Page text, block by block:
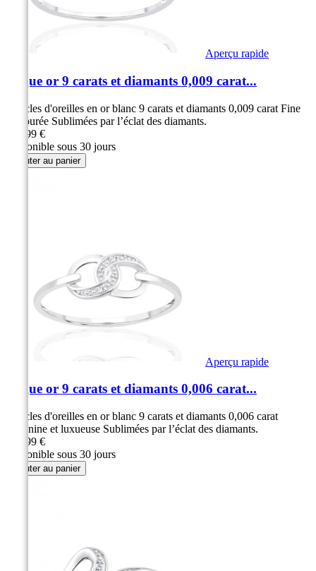
Aperçu rapide
Bague or 9 carats et diamants 0,009 carat...
Boucles d'oreilles en or blanc 9 carats et diamants 0,009 carat Fine
et ajourée Sublimées par l’éclat des diamants.
269,99 €
Disponible sous 30 jours
Ajouter au panier
Aperçu rapide
Bague or 9 carats et diamants 0,006 carat...
Boucles d'oreilles en or blanc 9 carats et diamants 0,006 carat
Féminine et luxueuse Sublimées par l’éclat des diamants.
269,99 €
Disponible sous 30 jours
Ajouter au panier